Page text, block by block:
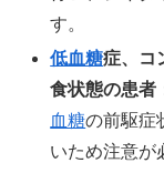
す。
低血糖症、コ
食状態の患者
血糖の前駆症
いため注意が